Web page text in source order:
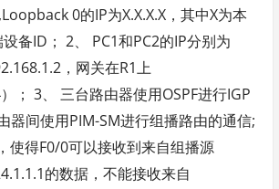
0的IP为X.X.X.X，其中X为本
备ID； 2、 PC1和PC2的IP分别为
，网关在R1上
； 3、 三台路由器使用OSPF进行IGP
器间使用PIM-SM进行组播路由的通信;
使得F0/0可以接收到来自组播源
的数据，不能接收来自